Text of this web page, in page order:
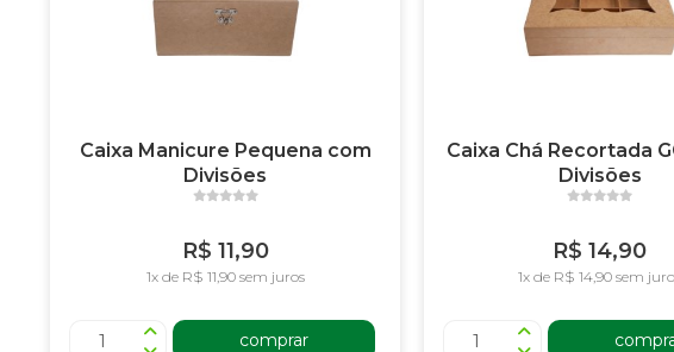
Caixa Manicure Pequena com
Divisões
R$ 11,90
1x de R$ 11,90 sem juros
comprar
Caixa Chá Recortada
Divisões
R$ 14,90
1x de R$ 14,90 sem